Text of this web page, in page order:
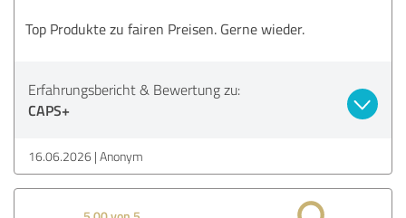
Top Produkte zu fairen Preisen. Gerne wieder.
Erfahrungsbericht & Bewertung zu:
CAPS+
16.06.2026 Anonym